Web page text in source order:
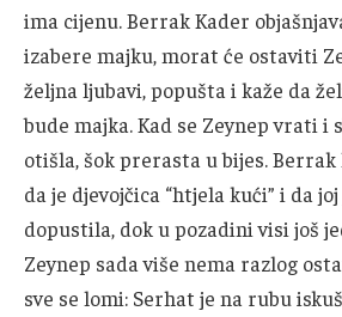
ima cijenu. Berrak Kader
izabere majku, morat će ostaviti
željna ljubavi, popušta i kaže da
bude majka. Kad se Zeynep vrati i
otišla, šok prerasta u bijes. Berrak
da je djevojčica “htjela kući” i da
dopustila, dok u pozadini visi još
Zeynep sada više nema razlog
sve se lomi: Serhat je na rubu